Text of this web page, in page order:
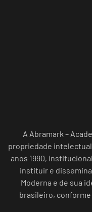
A Abramark –
propriedade intelectual
anos 1990,
instituir e
Moderna e de sua
brasileiro,